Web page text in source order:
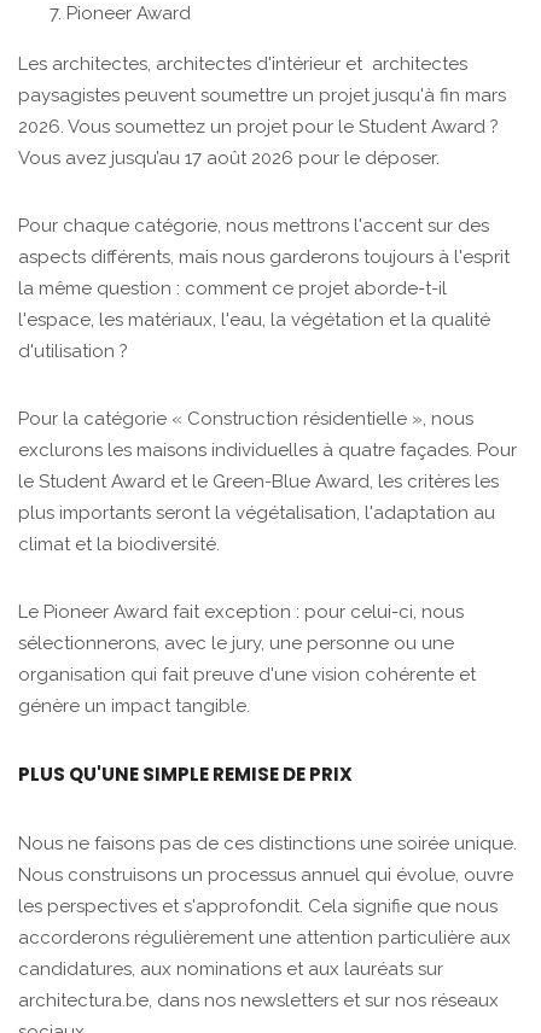
Pioneer Award
Les architectes, architectes d'intérieur et architectes
paysagistes peuvent soumettre un projet jusqu'à fin mars
2026. Vous soumettez un projet pour le Student Award ?
Vous avez jusqu’au 17 août 2026 pour le déposer.
Pour chaque catégorie, nous mettrons l'accent sur des
aspects différents, mais nous garderons toujours à l'esprit
la même question : comment ce projet aborde-t-il
l'espace, les matériaux, l'eau, la végétation et la qualité
d'utilisation ?
Pour la catégorie « Construction résidentielle », nous
exclurons les maisons individuelles à quatre façades. Pour
le Student Award et le Green-Blue Award, les critères les
plus importants seront la végétalisation, l'adaptation au
climat et la biodiversité.
Le Pioneer Award fait exception : pour celui-ci, nous
sélectionnerons, avec le jury, une personne ou une
organisation qui fait preuve d'une vision cohérente et
génère un impact tangible.
PLUS QU'UNE SIMPLE REMISE DE PRIX
Nous ne faisons pas de ces distinctions une soirée unique.
Nous construisons un processus annuel qui évolue, ouvre
les perspectives et s'approfondit. Cela signifie que nous
accorderons régulièrement une attention particulière aux
candidatures, aux nominations et aux lauréats sur
architectura.be, dans nos newsletters et sur nos réseaux